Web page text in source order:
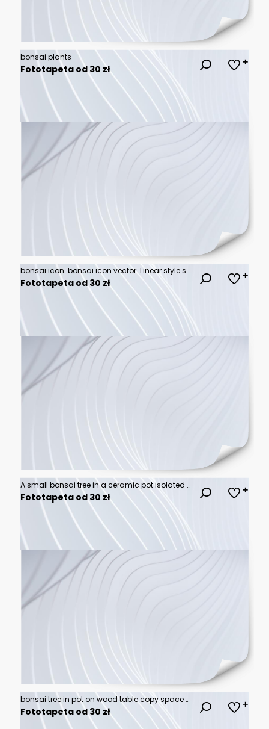
bonsai plants
Fototapeta od 30 zł
bonsai icon. bonsai icon vector. Linear style sign for mobile concept and web design. Tree symbol illustration. vector graphics - Vector
Fototapeta od 30 zł
A small bonsai tree in a ceramic pot isolated on a white background.
Fototapeta od 30 zł
bonsai tree in pot on wood table copy space texture backgrond advertising
Fototapeta od 30 zł